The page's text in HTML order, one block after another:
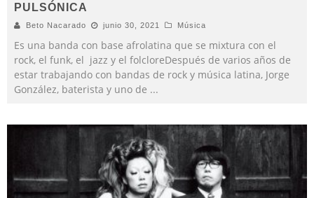
PULSÓNICA
Beto Nacarado junio 30, 2021 Música
Es una banda con base afrolatina que se mixtura con el
rock, el funk, el jazz y el folcloreDespués de varios años de
estar trabajando con bandas de rock y música latina, Jorge
González, baterista y uno de ...